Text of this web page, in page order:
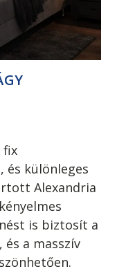
fix
különleges
Alexandria
is biztosít a
és a masszív